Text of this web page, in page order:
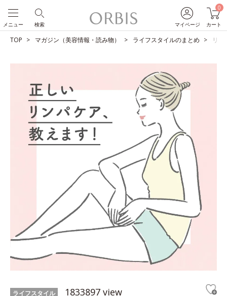
マイページ
0
カート
検索
メニュー
TOP マガジン（美容情報・読み物） ライフスタイルのまとめ リ
ライフスタイル 1833897 view